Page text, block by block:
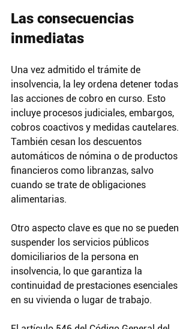
Las consecuencias
inmediatas
Una vez admitido el trámite de
insolvencia, la ley ordena detener todas
las acciones de cobro en curso. Esto
incluye procesos judiciales, embargos,
cobros coactivos y medidas cautelares.
También cesan los descuentos
automáticos de nómina o de productos
financieros como libranzas, salvo
cuando se trate de obligaciones
alimentarias.
Otro aspecto clave es que no se pueden
suspender los servicios públicos
domiciliarios de la persona en
insolvencia, lo que garantiza la
continuidad de prestaciones esenciales
en su vivienda o lugar de trabajo.